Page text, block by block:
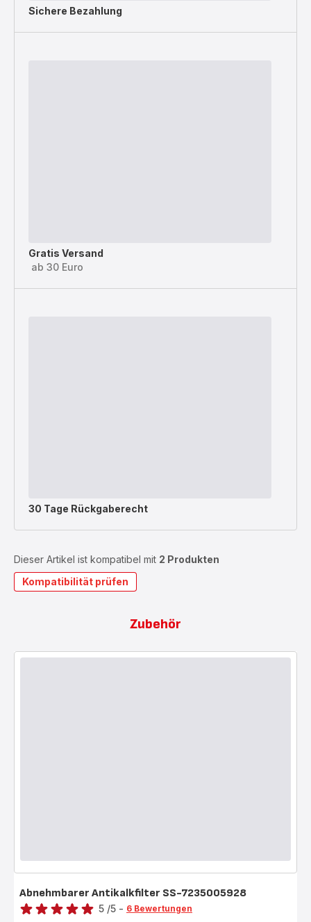
Sichere Bezahlung
Gratis Versand
ab 30 Euro
30 Tage Rückgaberecht
Dieser Artikel ist kompatibel mit 2 Produkten
Kompatibilität prüfen
Zubehör
Abnehmbarer Antikalkfilter SS-7235005928
Bewertung
5 /5 - 6 Bewertungen